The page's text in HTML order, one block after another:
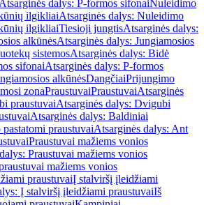
Atsarginės dalys: P-formos sifonaiNuleidimo
ilgikliaiAtsarginės dalys: Nuleidimo
ilgikliaiTiesioji jungtisAtsarginės dalys:
alkūnėsAtsarginės dalys: Jungiamosios
sistemosAtsarginės dalys: Bidė
sifonaiAtsarginės dalys: P-formos
alkūnėsDangčiaiPrijungimo
zonaPraustuvaiPraustuvaiAtsarginės
praustuvaiAtsarginės dalys: Dvigubi
Atsarginės dalys: Baldiniai
praustuvaiAtsarginės dalys: Ant
Praustuvai mažiems vonios
Praustuvai mažiems vonios
mažiems vonios
praustuvaiĮ stalviršį įleidžiami
Į stalviršį įleidžiami praustuvaiIš